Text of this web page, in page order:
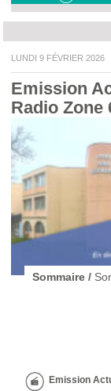
LUNDI 9 FÉVRIER 2026
Emission
Radio Zone
Sommaire /
Emission